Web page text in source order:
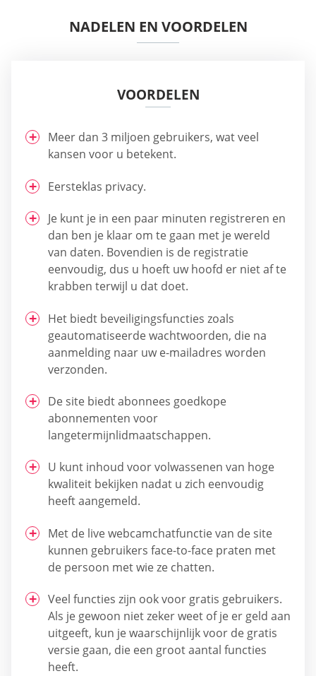
NADELEN EN VOORDELEN
VOORDELEN
Meer dan 3 miljoen gebruikers, wat veel
kansen voor u betekent.
Eersteklas privacy.
Je kunt je in een paar minuten registreren en
dan ben je klaar om te gaan met je wereld
van daten. Bovendien is de registratie
eenvoudig, dus u hoeft uw hoofd er niet af te
krabben terwijl u dat doet.
Het biedt beveiligingsfuncties zoals
geautomatiseerde wachtwoorden, die na
aanmelding naar uw e-mailadres worden
verzonden.
De site biedt abonnees goedkope
abonnementen voor
langetermijnlidmaatschappen.
U kunt inhoud voor volwassenen van hoge
kwaliteit bekijken nadat u zich eenvoudig
heeft aangemeld.
Met de live webcamchatfunctie van de site
kunnen gebruikers face-to-face praten met
de persoon met wie ze chatten.
Veel functies zijn ook voor gratis gebruikers.
Als je gewoon niet zeker weet of je er geld aan
uitgeeft, kun je waarschijnlijk voor de gratis
versie gaan, die een groot aantal functies
heeft.